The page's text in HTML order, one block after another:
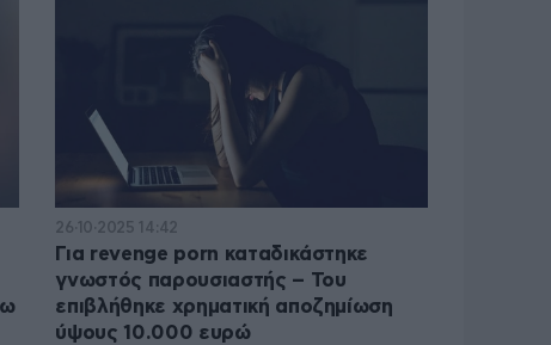
26·10·2025 14:42
Για revenge porn καταδικάστηκε
γνωστός παρουσιαστής – Του
επιβλήθηκε χρηματική αποζημίωση
ύψους 10.000 ευρώ